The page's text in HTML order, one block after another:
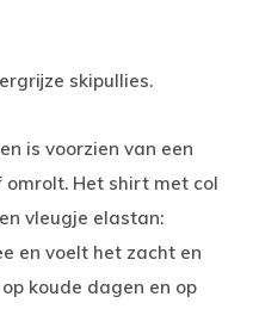
skipullies.
is voorzien van een
omrolt. Het shirt met col
vleugje elastan:
en voelt het zacht en
koude dagen en op